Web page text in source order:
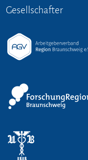
Gesellschafter